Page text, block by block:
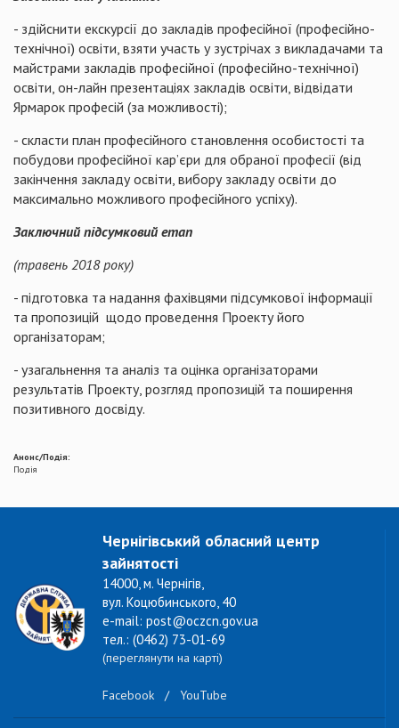
- здійснити екскурсії до закладів професійної (професійно-
технічної) освіти, взяти участь у зустрічах з викладачами та
майстрами закладів професійної (професійно-технічної)
освіти, он-лайн презентаціях закладів освіти, відвідати
Ярмарок професій (за можливості);
- скласти план професійного становлення особистості та
побудови професійної кар’єри для обраної професії (від
закінчення закладу освіти, вибору закладу освіти до
максимально можливого професійного успіху).
Заключний підсумковий етап
(травень 2018 року)
- підготовка та надання фахівцями підсумкової інформації
та пропозицій щодо проведення Проекту його
організаторам;
- узагальнення та аналіз та оцінка організаторами
результатів Проекту, розгляд пропозицій та поширення
позитивного досвіду.
Анонс/Подія:
Подія
Чернігівський обласний центр
зайнятості
14000, м. Чернігів,
вул. Коцюбинського, 40
e-mail: post@oczcn.gov.ua
тел.: (0462) 73-01-69
(переглянути на карті)
Facebook / YouTube